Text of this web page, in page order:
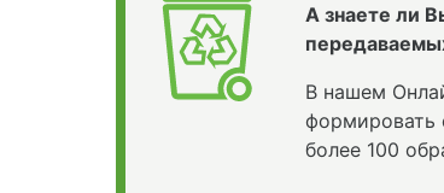
А знаете ли
В нашем
формировать
более 100